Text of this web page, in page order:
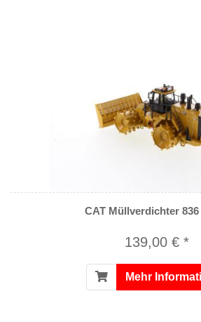
CAT Müllverdichter 836
139,00 € *
Mehr